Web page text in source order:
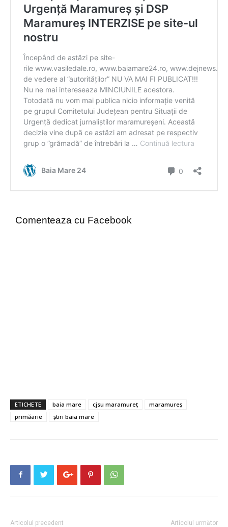
Comenteaza cu Facebook
ETICHETE baia mare cjsu maramureț
maramureș
primăarie
știri baia mare
Articolul precedent Articolul următor